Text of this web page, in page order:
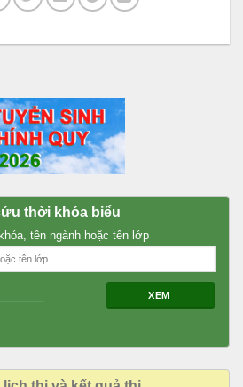
thời khóa biểu
tên ngành hoặc tên lớp
XEM